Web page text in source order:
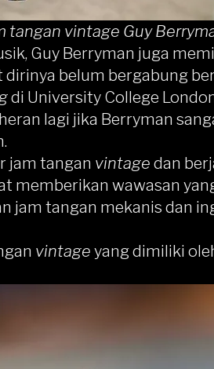
tangan vintage Guy
Guy Berryman juga
belum bergabung
di University College
lagi jika Berryman
jam tangan vintage dan
memberikan wawasan
jam tangan mekanis dan
vintage yang dimiliki